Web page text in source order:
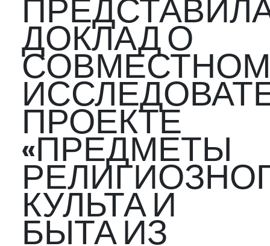
ДОКЛАД О
ПРОЕКТЕ
«ПРЕДМЕТЫ
КУЛЬТА И
БЫТА ИЗ